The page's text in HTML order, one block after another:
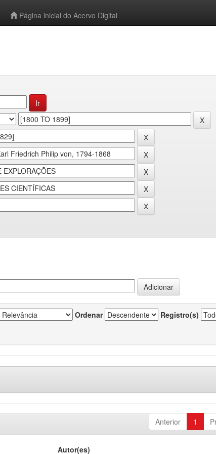
Página inicial do Acervo Digital
Ordenar Registro(s)
Anterior 1
Autor(es)